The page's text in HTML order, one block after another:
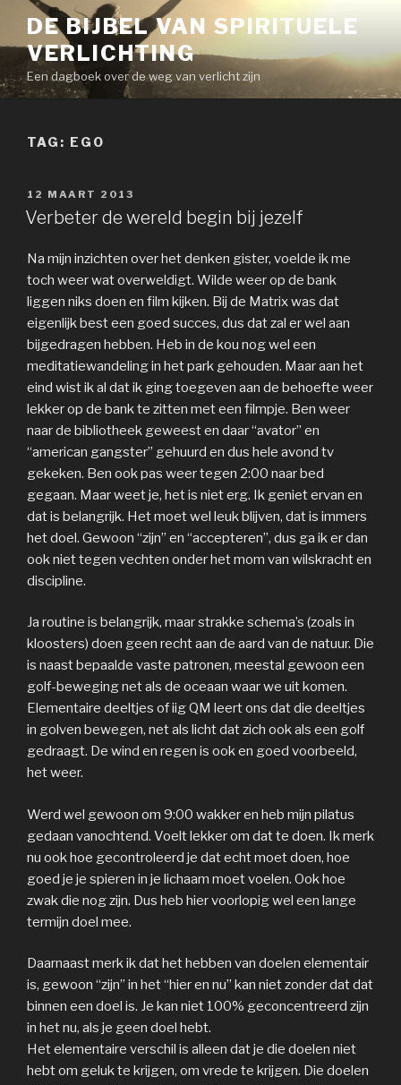
inhoud
springen
DE BIJBEL VAN SPIRITUELE
VERLICHTING
Een dagboek over de weg van verlicht zijn
TAG: EGO
GEPLAATST
OP
12 MAART 2013
Verbeter de wereld begin bij jezelf
Na mijn inzichten over het denken gister, voelde ik me
toch weer wat overweldigt. Wilde weer op de bank
liggen niks doen en film kijken. Bij de Matrix was dat
eigenlijk best een goed succes, dus dat zal er wel aan
bijgedragen hebben. Heb in de kou nog wel een
meditatiewandeling in het park gehouden. Maar aan het
eind wist ik al dat ik ging toegeven aan de behoefte weer
lekker op de bank te zitten met een filmpje. Ben weer
naar de bibliotheek geweest en daar “avator” en
“american gangster” gehuurd en dus hele avond tv
gekeken. Ben ook pas weer tegen 2:00 naar bed
gegaan. Maar weet je, het is niet erg. Ik geniet ervan en
dat is belangrijk. Het moet wel leuk blijven, dat is immers
het doel. Gewoon “zijn” en “accepteren”, dus ga ik er dan
ook niet tegen vechten onder het mom van wilskracht en
discipline.
Ja routine is belangrijk, maar strakke schema’s (zoals in
kloosters) doen geen recht aan de aard van de natuur. Die
is naast bepaalde vaste patronen, meestal gewoon een
golf-beweging net als de oceaan waar we uit komen.
Elementaire deeltjes of iig QM leert ons dat die deeltjes
in golven bewegen, net als licht dat zich ook als een golf
gedraagt. De wind en regen is ook en goed voorbeeld,
het weer.
Werd wel gewoon om 9:00 wakker en heb mijn pilatus
gedaan vanochtend. Voelt lekker om dat te doen. Ik merk
nu ook hoe gecontroleerd je dat echt moet doen, hoe
goed je je spieren in je lichaam moet voelen. Ook hoe
zwak die nog zijn. Dus heb hier voorlopig wel een lange
termijn doel mee.
Daarnaast merk ik dat het hebben van doelen elementair
is, gewoon “zijn” in het “hier en nu” kan niet zonder dat dat
binnen een doel is. Je kan niet 100% geconcentreerd zijn
in het nu, als je geen doel hebt.
Het elementaire verschil is alleen dat je die doelen niet
hebt om geluk te krijgen, om vrede te krijgen. Die doelen